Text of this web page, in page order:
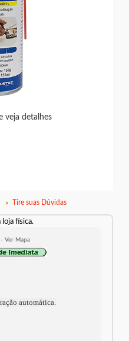
veja detalhes
Tire suas Dúvidas
loja física.
- Ver Mapa
automática.